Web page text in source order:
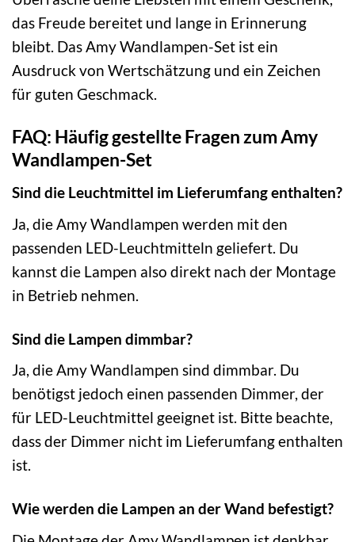
das Freude bereitet und lange in Erinnerung
bleibt. Das Amy Wandlampen-Set ist ein
Ausdruck von Wertschätzung und ein Zeichen
für guten Geschmack.
FAQ: Häufig gestellte Fragen zum Amy
Wandlampen-Set
Sind die Leuchtmittel im Lieferumfang enthalten?
Ja, die Amy Wandlampen werden mit den
passenden LED-Leuchtmitteln geliefert. Du
kannst die Lampen also direkt nach der Montage
in Betrieb nehmen.
Sind die Lampen dimmbar?
Ja, die Amy Wandlampen sind dimmbar. Du
benötigst jedoch einen passenden Dimmer, der
für LED-Leuchtmittel geeignet ist. Bitte beachte,
dass der Dimmer nicht im Lieferumfang enthalten
ist.
Wie werden die Lampen an der Wand befestigt?